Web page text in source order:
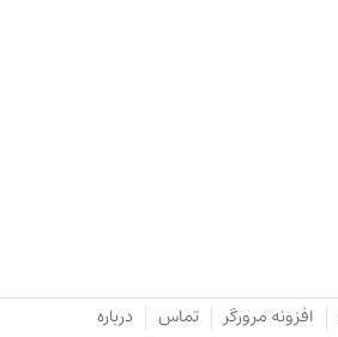
افزونه مرورگر تماس درباره